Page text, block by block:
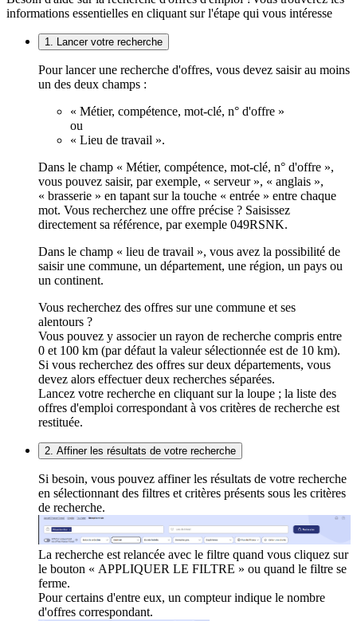
informations essentielles en cliquant sur l'étape qui vous intéresse
1. Lancer votre recherche
Pour lancer une recherche d'offres, vous devez saisir au moins
un des deux champs :
« Métier, compétence, mot-clé, n° d'offre »
ou
« Lieu de travail ».
Dans le champ « Métier, compétence, mot-clé, n° d'offre »,
vous pouvez saisir, par exemple, « serveur », « anglais »,
« brasserie » en tapant sur la touche « entrée » entre chaque
mot. Vous recherchez une offre précise ? Saisissez
directement sa référence, par exemple 049RSNK.
Dans le champ « lieu de travail », vous avez la possibilité de
saisir une commune, un département, une région, un pays ou
un continent.
Vous recherchez des offres sur une commune et ses
alentours ?
Vous pouvez y associer un rayon de recherche compris entre
0 et 100 km (par défaut la valeur sélectionnée est de 10 km).
Si vous recherchez des offres sur deux départements, vous
devez alors effectuer deux recherches séparées.
Lancez votre recherche en cliquant sur la loupe ; la liste des
offres d'emploi correspondant à vos critères de recherche est
restituée.
2. Affiner les résultats de votre recherche
Si besoin, vous pouvez affiner les résultats de votre recherche
en sélectionnant des filtres et critères présents sous les critères
de recherche.
La recherche est relancée avec le filtre quand vous cliquez sur
le bouton « APPLIQUER LE FILTRE » ou quand le filtre se
ferme.
Pour certains d'entre eux, un compteur indique le nombre
d'offres correspondant.